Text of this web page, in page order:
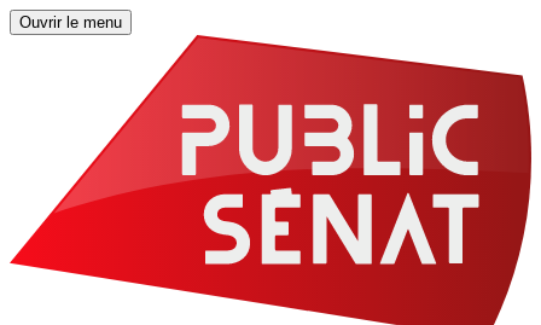
Ouvrir le menu